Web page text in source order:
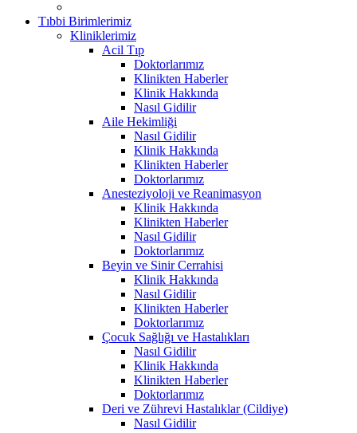
Tıbbi Birimlerimiz
Kliniklerimiz
Acil Tıp
Doktorlarımız
Klinikten Haberler
Klinik Hakkında
Nasıl Gidilir
Aile Hekimliği
Nasıl Gidilir
Klinik Hakkında
Klinikten Haberler
Doktorlarımız
Anesteziyoloji ve Reanimasyon
Klinik Hakkında
Klinikten Haberler
Nasıl Gidilir
Doktorlarımız
Beyin ve Sinir Cerrahisi
Klinik Hakkında
Nasıl Gidilir
Klinikten Haberler
Doktorlarımız
Çocuk Sağlığı ve Hastalıkları
Nasıl Gidilir
Klinik Hakkında
Klinikten Haberler
Doktorlarımız
Deri ve Zührevi Hastalıklar (Cildiye)
Nasıl Gidilir